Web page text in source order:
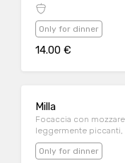
Only for dinner
14.00 €
Milla
Focaccia con
leggermente
e speck
Only for dinner